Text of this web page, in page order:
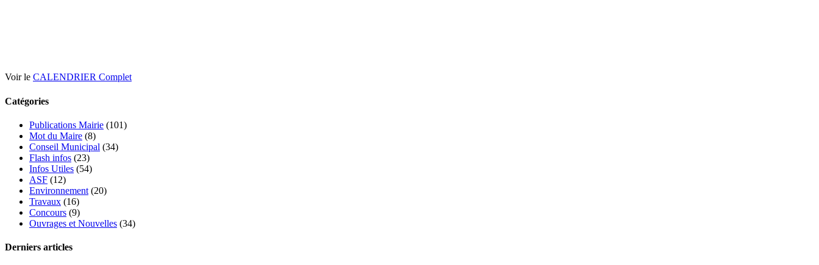
Voir le CALENDRIER Complet
Catégories
Publications Mairie (101)
Mot du Maire (8)
Conseil Municipal (34)
Flash infos (23)
Infos Utiles (54)
ASF (12)
Environnement (20)
Travaux (16)
Concours (9)
Ouvrages et Nouvelles (34)
Derniers articles